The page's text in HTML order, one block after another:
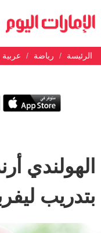
الرئيسة رياضة عربية
الهولندي
بتدريب